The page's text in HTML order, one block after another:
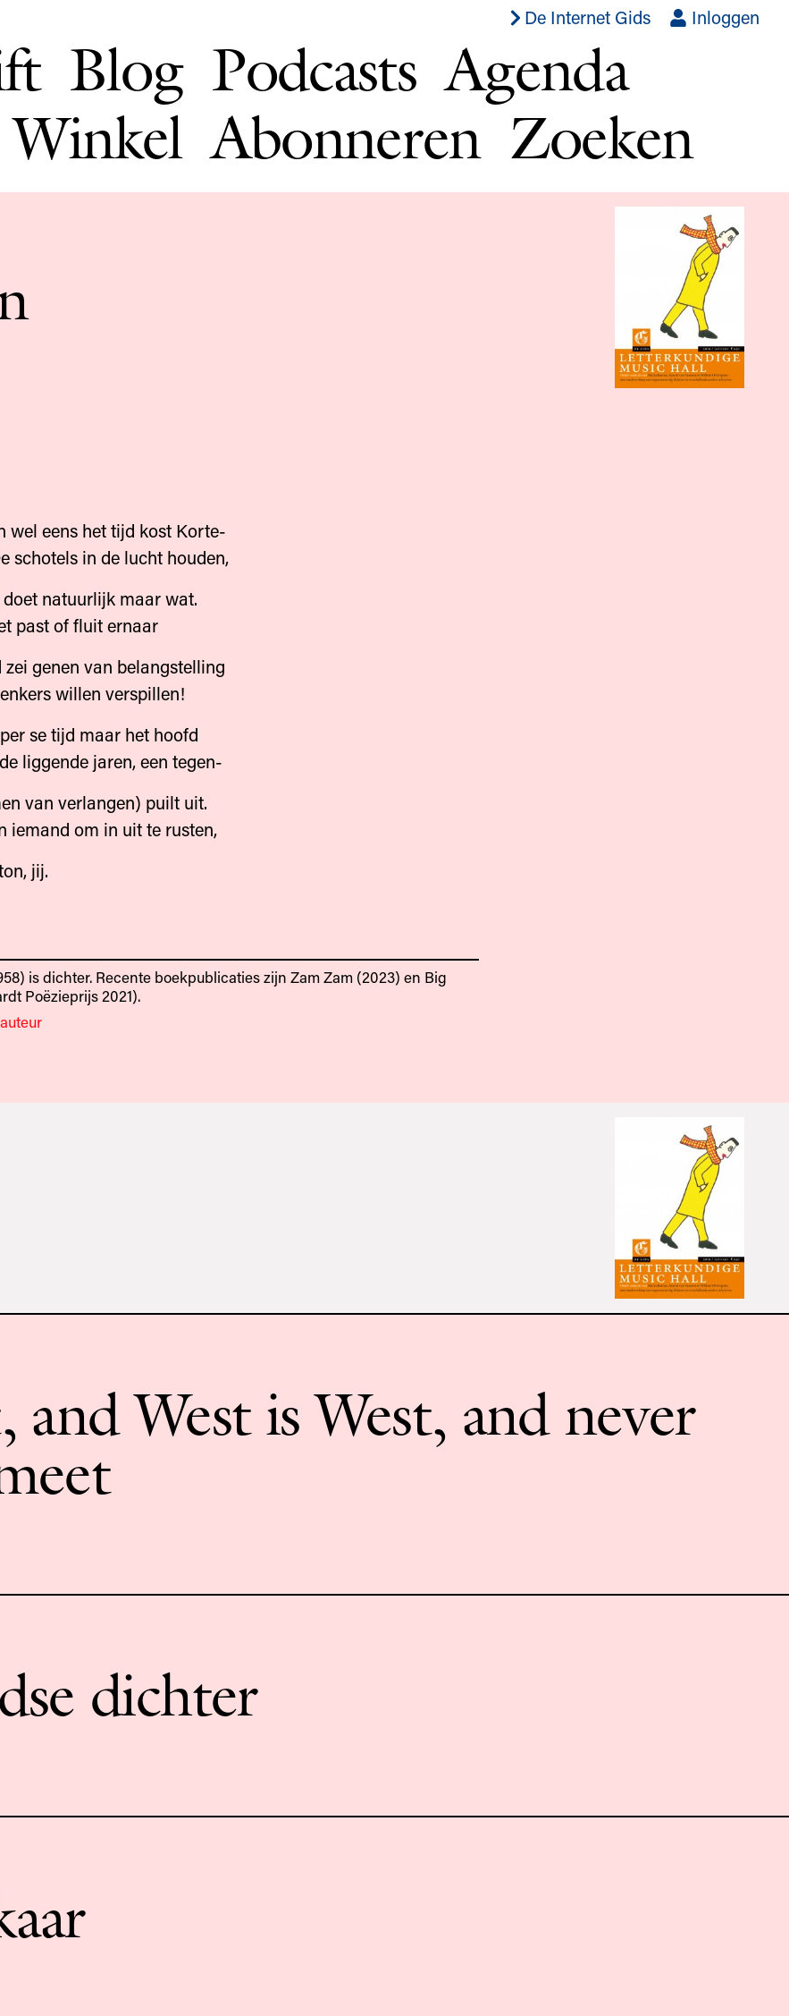
De Internet Gids Inloggen
Blog Podcasts Agenda
Winkel Abonneren Zoeken
wel eens het tijd kost Korte-
schotels in de lucht houden,
doet natuurlijk maar wat.
past of fluit ernaar
genen van belangstelling
willen verspillen!
se tijd maar het hoofd
liggende jaren, een tegen-
van verlangen) puilt uit.
iemand om in uit te rusten,
jij.
is dichter. Recente boekpublicaties zijn Zam Zam (2023) en Big
Poëzieprijs 2021).
and West is West, and never
dichter